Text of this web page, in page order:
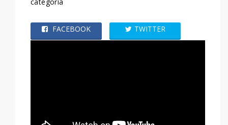
FACEBOOK TWITTER